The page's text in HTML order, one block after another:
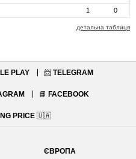
1 0
детальна таблиця
PLAY 📨 TELEGRAM
📘 FACEBOOK
PRICE 🇺🇦
ЄВРОПА